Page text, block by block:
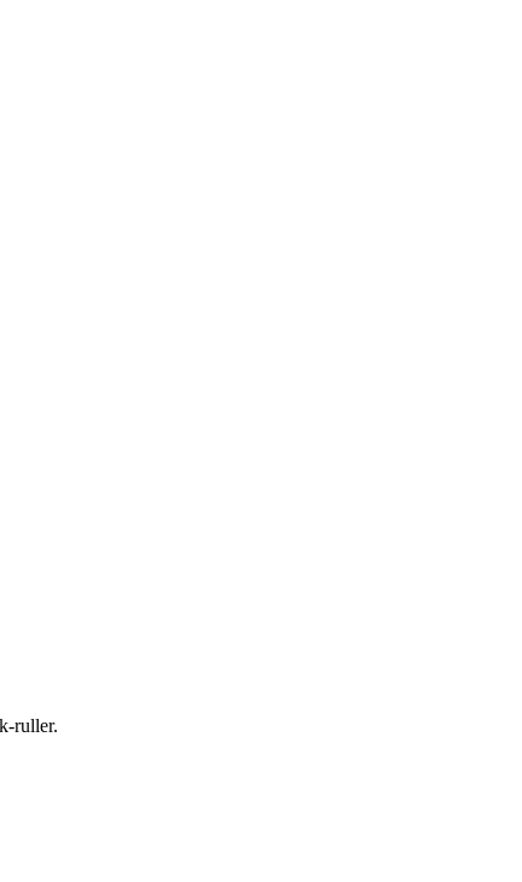
ruller.